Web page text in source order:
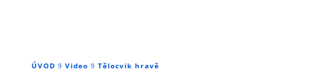
ÚVOD 9 Video 9 Tělocvik hravě